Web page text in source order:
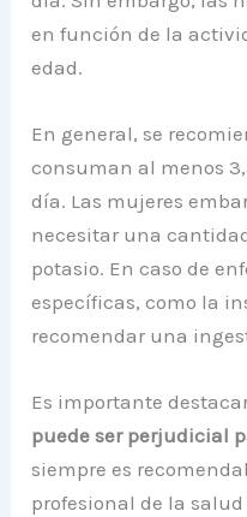
en función de la
edad.
En general, se
consuman al menos
día. Las mujeres
necesitar una
potasio. En caso de
específicas, como la
recomendar una
Es importante
puede ser perjudicial
siempre es
profesional de la